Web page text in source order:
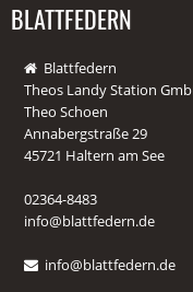
BLATTFEDERN
Blattfedern
Theos Landy Station
Theo Schoen
Annabergstraße 29
45721 Haltern am See
02364-8483
info@blattfedern.de
info@blattfedern.de